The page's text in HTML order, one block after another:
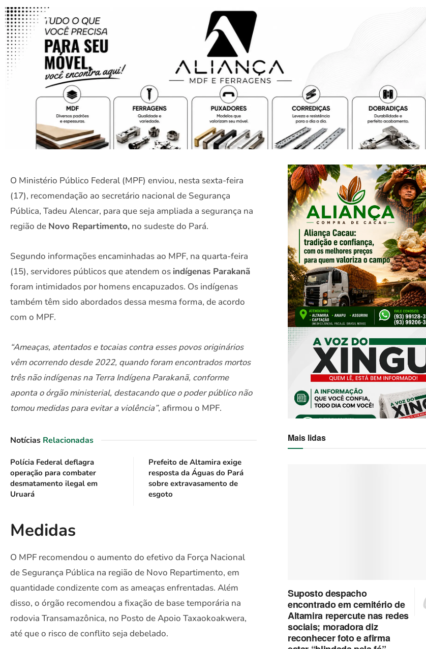
O Ministério Público Federal (MPF) enviou, nesta sexta-feira
(17), recomendação ao secretário nacional de Segurança
Pública, Tadeu Alencar, para que seja ampliada a segurança na
região de Novo Repartimento, no sudeste do Pará.
Segundo informações encaminhadas ao MPF, na quarta-feira
(15), servidores públicos que atendem os indígenas Parakanã
foram intimidados por homens encapuzados. Os indígenas
também têm sido abordados dessa mesma forma, de acordo
com o MPF.
“Ameaças, atentados e tocaias contra esses povos originários
vêm ocorrendo desde 2022, quando foram encontrados mortos
três não indígenas na Terra Indígena Parakanã, conforme
aponta o órgão ministerial, destacando que o poder público não
tomou medidas para evitar a violência”, afirmou o MPF.
Notícias Relacionadas
Polícia Federal deflagra
operação para combater
desmatamento ilegal em
Uruará
Prefeito de Altamira exige
resposta da Águas do Pará
sobre extravasamento de
esgoto
Medidas
O MPF recomendou o aumento do efetivo da Força Nacional
de Segurança Pública na região de Novo Repartimento, em
quantidade condizente com as ameaças enfrentadas. Além
disso, o órgão recomendou a fixação de base temporária na
rodovia Transamazônica, no Posto de Apoio Taxaokoakwera,
até que o risco de conflito seja debelado.
Mais lidas
Suposto despacho
encontrado em cemitério de
Altamira repercute nas redes
sociais; moradora diz
reconhecer foto e afirma